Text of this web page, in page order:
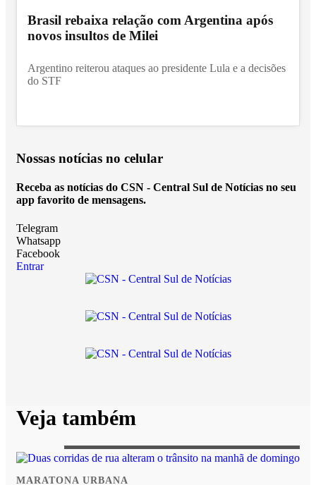
Brasil rebaixa relação com Argentina após
novos insultos de Milei
Argentino reiterou ataques ao presidente Lula e a decisões
do STF
Nossas notícias no celular
Receba as notícias do CSN - Central Sul de Notícias no seu
app favorito de mensagens.
Telegram
Whatsapp
Facebook
Entrar
Veja também
MARATONA URBANA